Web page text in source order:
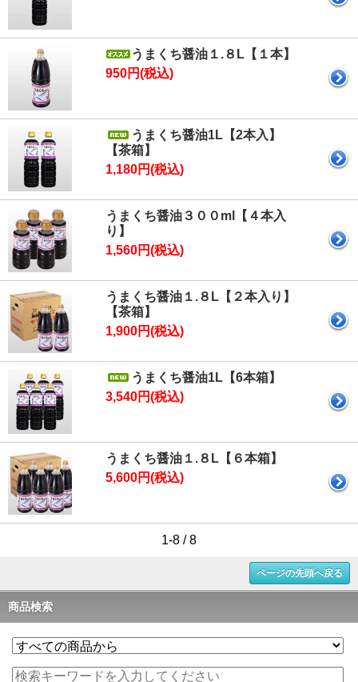
うまくち醤油１.８L【１本】
950円(税込)
うまくち醤油1L【2本入】
【茶箱】
1,180円(税込)
うまくち醤油３００ml【４本入
り】
1,560円(税込)
うまくち醤油１.８L【２本入り】
【茶箱】
1,900円(税込)
うまくち醤油1L【6本箱】
3,540円(税込)
うまくち醤油１.８L【６本箱】
5,600円(税込)
1-8 / 8
ページの先頭へ戻る
商品検索